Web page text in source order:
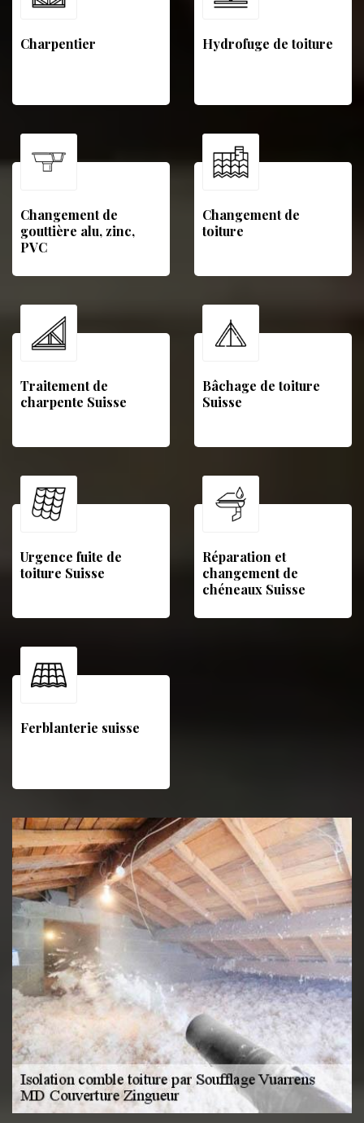
Charpentier Hydrofuge de toiture
Changement de
gouttière alu, zinc,
PVC
Changement de
toiture
Traitement de
charpente Suisse
Bâchage de toiture
Suisse
Urgence fuite de
toiture Suisse
Réparation et
changement de
chéneaux Suisse
Ferblanterie suisse